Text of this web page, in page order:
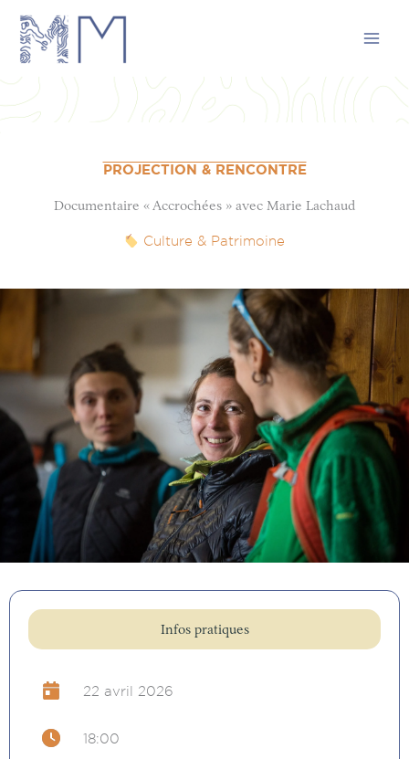
contenu
PROJECTION & RENCONTRE
Documentaire « Accrochées » avec Marie Lachaud
Culture & Patrimoine
Infos pratiques
22 avril 2026
18:00